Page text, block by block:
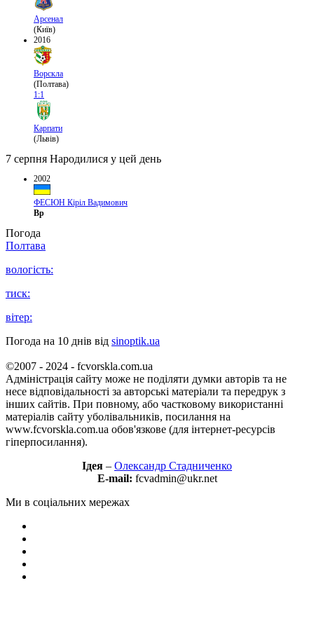
Арсенал
(Київ)
2016
Ворскла
(Полтава)
1:1
Карпати
(Львів)
7 серпня Народилися у цей день
2002
ФЕСЮН Кіріл Вадимович
Вр
Погода
Полтава
вологість:
тиск:
вітер:
Погода на 10 днів від sinoptik.ua
©2007 - 2024 - fcvorskla.com.ua
Адміністрація сайту може не поділяти думки авторів та не
несе відповідальності за авторські матеріали та передрук з
інших сайтів. При повному, або частковому використанні
матеріалів сайту уболівальників, посилання на
www.fcvorskla.com.ua обов'язкове (для інтернет-ресурсів
гіперпосилання).
Ідея – Олександр Стадниченко
E-mail: fcvadmin@ukr.net
Ми в соціальних мережах